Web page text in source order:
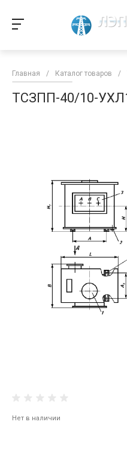
Главная / Каталог товаров /
ТСЗПП-40/10-
Нет в наличии